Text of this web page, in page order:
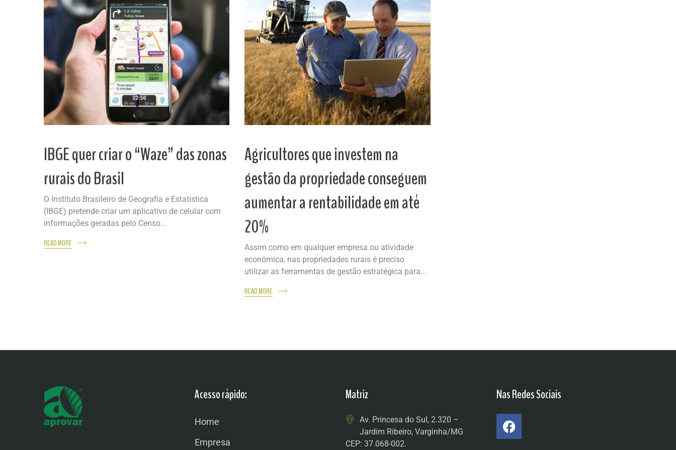
IBGE quer criar o “Waze” das zonas
rurais do Brasil
O Instituto Brasileiro de Geografia e Estatística
(IBGE) pretende criar um aplicativo de celular com
informações geradas pelo Censo...
READ MORE
Agricultores que investem na
gestão da propriedade conseguem
aumentar a rentabilidade em até
20%
Assim como em qualquer empresa ou atividade
econômica, nas propriedades rurais é preciso
utilizar as ferramentas de gestão estratégica para...
READ MORE
Acesso rápido:
Home
Empresa
Matriz
Av. Princesa do Sul, 2.320 –
Jardim Ribeiro, Varginha/MG
CEP: 37.068-002.
Nas Redes Sociais